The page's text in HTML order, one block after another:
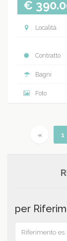
€
Località
Contratto
Bagni
Foto
«Previous
1
per